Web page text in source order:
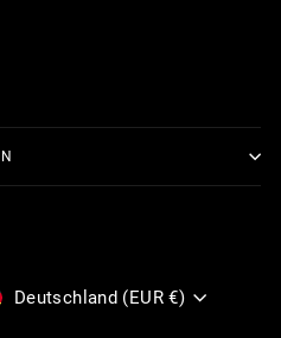
Deutschland (EUR €)